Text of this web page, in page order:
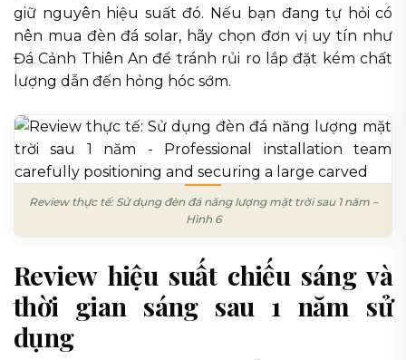
giữ nguyên hiệu suất đó. Nếu bạn đang tự hỏi có
nên mua đèn đá solar, hãy chọn đơn vị uy tín như
Đá Cảnh Thiên An để tránh rủi ro lắp đặt kém chất
lượng dẫn đến hỏng hóc sớm.
Review thực tế: Sử dụng đèn đá năng lượng mặt trời sau 1 năm –
Hình 6
Review hiệu suất chiếu sáng và
thời gian sáng sau 1 năm sử
dụng